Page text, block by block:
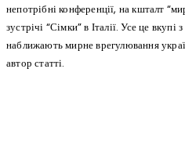
непотрібні конференції, на кшталт
зустрічі “Сімки” в Італії. Усе це
наближають мирне врегулювання
автор статті.